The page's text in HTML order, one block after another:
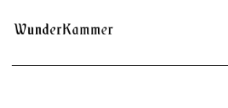
contenido
Wunderkammer